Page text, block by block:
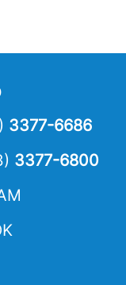
3377-6686
3377-6800